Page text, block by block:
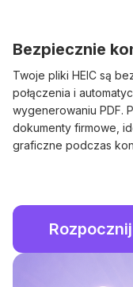
Bezpiecznie
Twoje pliki HEIC są
połączenia i
wygenerowaniu PDF.
dokumenty firmowe,
graficzne podczas